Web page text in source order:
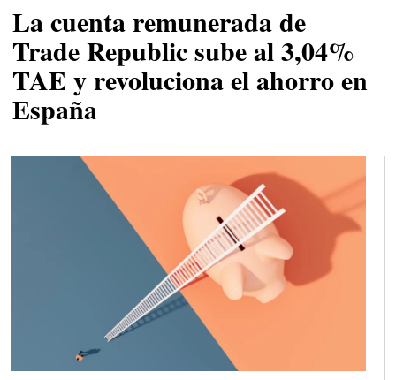
La cuenta remunerada de
Trade Republic sube al 3,04%
TAE y revoluciona el ahorro en
España